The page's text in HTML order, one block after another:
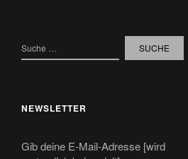
NEWSLETTER
Gib deine E-Mail-Adresse [wird